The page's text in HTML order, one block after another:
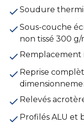
Soudure
Sous-couche
non tissé 300 g/
Remplacement
Reprise
Relevés
Profilés ALU et